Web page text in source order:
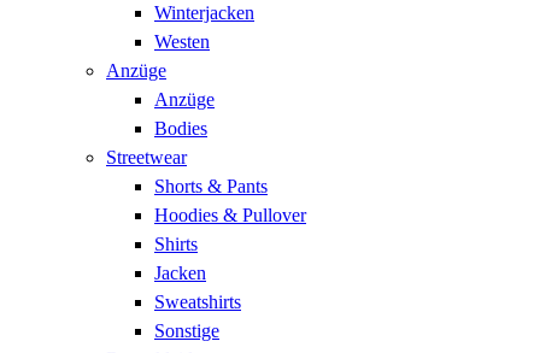
Winterjacken
Westen
Anzüge
Anzüge
Bodies
Streetwear
Shorts & Pants
Hoodies & Pullover
Shirts
Jacken
Sweatshirts
Sonstige